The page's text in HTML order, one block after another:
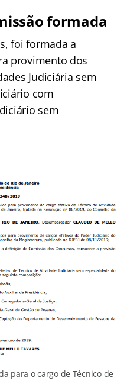
formada
foi formada a
provimento dos
Judiciária sem
com
sem
para o cargo de Técnico de